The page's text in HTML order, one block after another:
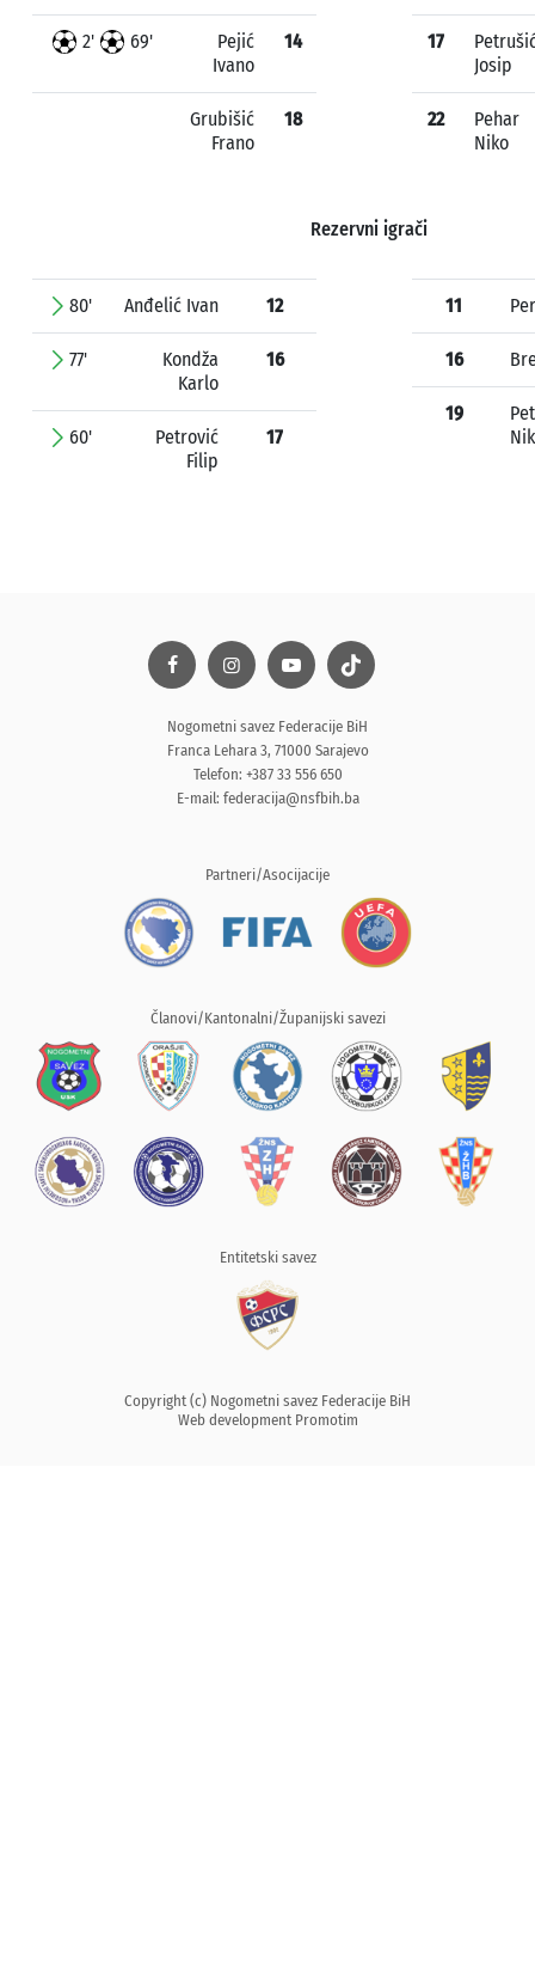
2' 69'
Pejić
Ivano
14
Grubišić
Frano
18
17
Josip
22
Pehar
Niko
Rezervni igrači
80' Anđelić Ivan 12
77'
Kondža
Karlo
16
60'
Petrović
Filip
17
11
16
19
Nogometni savez Federacije BiH
Franca Lehara 3, 71000 Sarajevo
Telefon: +387 33 556 650
E-mail: federacija@nsfbih.ba
Partneri/Asocijacije
Članovi/Kantonalni/Županijski savezi
Entitetski savez
Copyright (c) Nogometni savez Federacije BiH
Web development Promotim